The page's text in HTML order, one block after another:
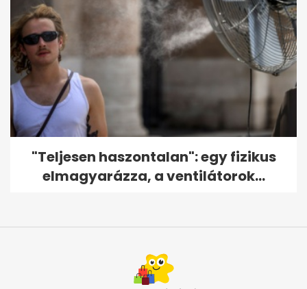
"Teljesen haszontalan": egy fizikus
elmagyarázza, a ventilátorok...